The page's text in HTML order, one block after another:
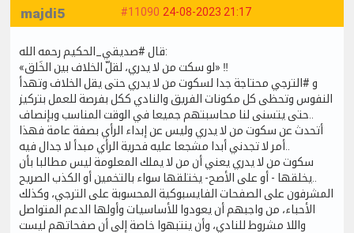
#11090 24-08-2023 21:17
majdi5
قال #صديقي_الحكيم رحمه الله:
«لو سكت من لا يدري، لقلّ الخلاف بين الخَلق» ‼️
و #الترجي محتاجة جدا لسكوت من لا يدري حتى يقل الخلاف وتهدأ
النفوس وتحظى كل مكونات الفريق والنادي ككل بفرصة للعمل بتركيز
أتحدث عن سكوت من لا يدري وليس عن إبداء الرأي بصفة عامة فهذا
سكوت من لا يدري يعني أن من لا يملك المعلومة ليس مطالبا بأن
المشرفون على الصفحات الفايسبوكية المحسوبة على الترجي، وكذلك
الأحباء، من واجبهم أن يعودوا للأساسيات وأولها الدعم المتواصل
واللا مشروط للنادي، وأن ينتبهوا خاصة إلى أن صفحاتهم ليست